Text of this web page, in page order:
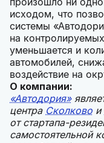
исходом, что
системы
на
уменьшается и
автомобилей,
воздействие на
О компании:
«Автодория»
центра Сколково и
от стартапа-
самостоятельной